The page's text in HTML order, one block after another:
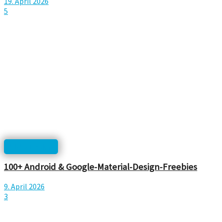
5
100+ Android & Google-Material-Design-Freebies
9. April 2026
3